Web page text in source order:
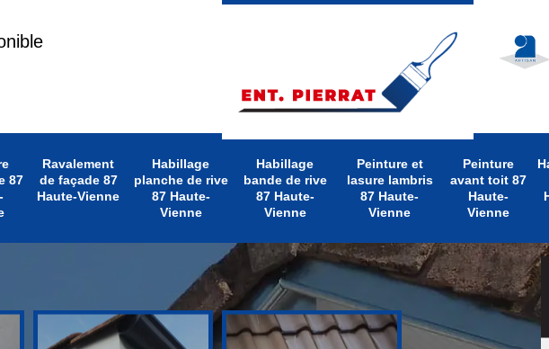
87
Ravalement
de façade 87
Haute-Vienne
Habillage
planche de rive
87 Haute-
Vienne
Habillage
bande de rive
87 Haute-
Vienne
Peinture et
lasure lambris
87 Haute-
Vienne
Peinture
avant toit 87
Haute-
Vienne